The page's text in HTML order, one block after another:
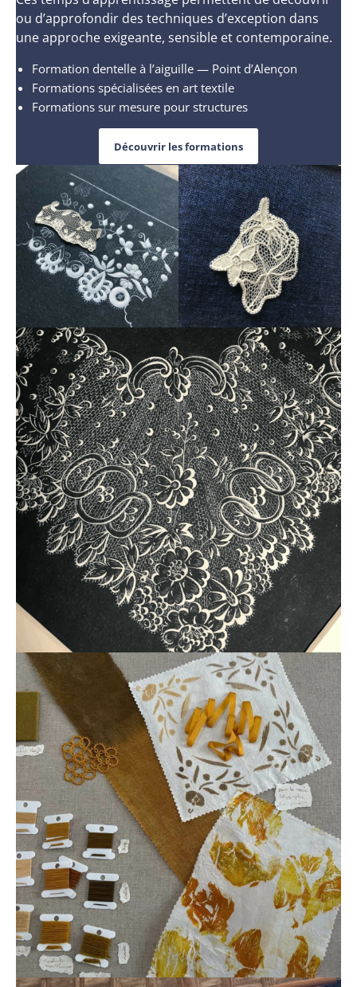
ou d’approfondir des techniques d’exception dans
une approche exigeante, sensible et contemporaine.
Formation dentelle à l’aiguille — Point d’Alençon
Formations spécialisées en art textile
Formations sur mesure pour structures
Découvrir les formations